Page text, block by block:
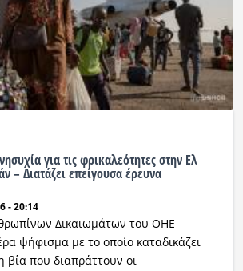
LIVE
για τις φρικαλεότητες στην Ελ
– Διατάζει επείγουσα έρευνα
- 20:14
Δικαιωμάτων του ΟΗΕ
ψήφισμα με το οποίο καταδικάζει
βία που διαπράττουν οι